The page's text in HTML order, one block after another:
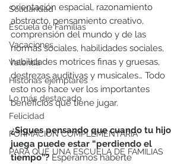
Solidaridad
Escuela de Familias
Vacaciones
Valentía
Historias ejemplares
Lo más destacado
Felicidad
FORMACIÓN COMPLEMENTARIA
PARA QUÉ UNA ESCUELA DE FAMILIAS
orientación espacial, razonamiento
abstracto, pensamiento creativo,
comprensión del mundo y de las
normas sociales, habilidades sociales,
habilidades motrices finas y gruesas,
destrezas auditivas y musicales… Todo
esto nos hace ver los importantes
beneficios qué tiene jugar.
¿Sigues pensando que cuando tu hijo
juega puede estar “perdiendo el
tiempo”? Esperamos haberte